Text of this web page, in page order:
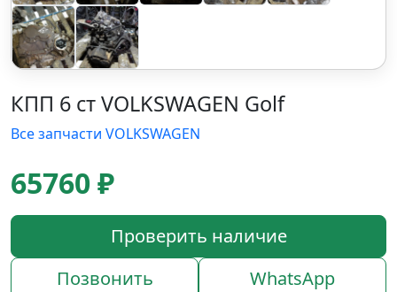
КПП 6 ст VOLKSWAGEN Golf
Все запчасти VOLKSWAGEN
65760 ₽
Проверить наличие
Позвонить
WhatsApp